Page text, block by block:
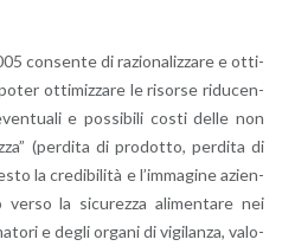
con­sen­te di ra­zio­na­liz­za­re e ot­ti­
ot­ti­miz­za­re le ri­sor­se ri­du­cen­
e pos­si­bi­li costi delle non
(per­di­ta di pro­dot­to, per­di­ta di
la cre­di­bi­li­tà e l’im­ma­gi­ne azien­
verso la si­cu­rez­za ali­men­ta­re nei
e degli or­ga­ni di vi­gi­lan­za, va­lo­